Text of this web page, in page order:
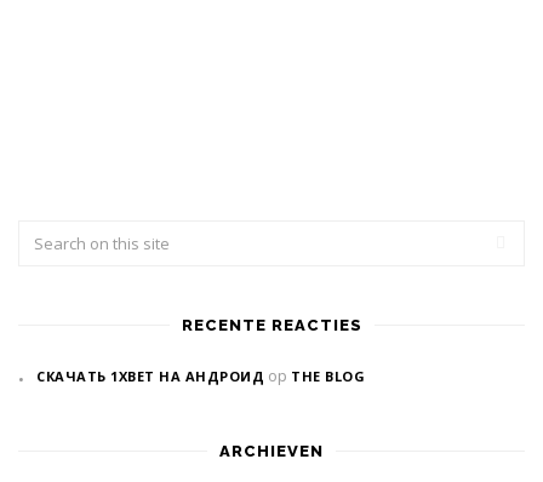
RECENTE REACTIES
СКАЧАТЬ 1XBET НА АНДРОИД op THE BLOG
ARCHIEVEN